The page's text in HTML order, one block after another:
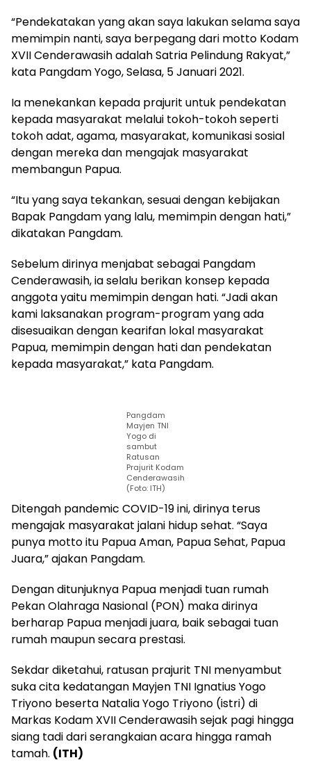
“Pendekatakan yang akan saya lakukan selama saya
memimpin nanti, saya berpegang dari motto Kodam
XVII Cenderawasih adalah Satria Pelindung Rakyat,”
kata Pangdam Yogo, Selasa, 5 Januari 2021.
Ia menekankan kepada prajurit untuk pendekatan
kepada masyarakat melalui tokoh-tokoh seperti
tokoh adat, agama, masyarakat, komunikasi sosial
dengan mereka dan mengajak masyarakat
membangun Papua.
“Itu yang saya tekankan, sesuai dengan kebijakan
Bapak Pangdam yang lalu, memimpin dengan hati,”
dikatakan Pangdam.
Sebelum dirinya menjabat sebagai Pangdam
Cenderawasih, ia selalu berikan konsep kepada
anggota yaitu memimpin dengan hati. “Jadi akan
kami laksanakan program-program yang ada
disesuaikan dengan kearifan lokal masyarakat
Papua, memimpin dengan hati dan pendekatan
kepada masyarakat,” kata Pangdam.
Pangdam
Mayjen TNI
Yogo di
sambut
Ratusan
Prajurit Kodam
Cenderawasih
(Foto: ITH)
Ditengah pandemic COVID-19 ini, dirinya terus
mengajak masyarakat jalani hidup sehat. “Saya
punya motto itu Papua Aman, Papua Sehat, Papua
Juara,” ajakan Pangdam.
Dengan ditunjuknya Papua menjadi tuan rumah
Pekan Olahraga Nasional (PON) maka dirinya
berharap Papua menjadi juara, baik sebagai tuan
rumah maupun secara prestasi.
Sekdar diketahui, ratusan prajurit TNI menyambut
suka cita kedatangan Mayjen TNI Ignatius Yogo
Triyono beserta Natalia Yogo Triyono (istri) di
Markas Kodam XVII Cenderawasih sejak pagi hingga
siang tadi dari serangkaian acara hingga ramah
tamah. (ITH)